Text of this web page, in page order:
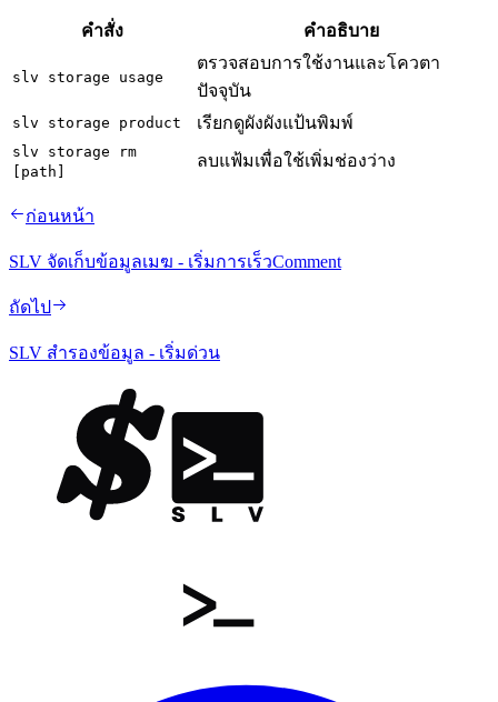
คําสั่ง คําอธิบาย
slv storage usage
ตรวจสอบการใช้งานและโควตา
ปัจจุบัน
slv storage product เรียกดูผังผังแป้นพิมพ์
slv storage rm
[path]
ลบแฟ้มเพื่อใช้เพิ่มช่องว่าง
ก่อนหน้า
SLV จัดเก็บข้อมูลเมฆ - เริ่มการเร็วComment
ถัดไป
SLV สํารองข้อมูล - เริ่มด่วน